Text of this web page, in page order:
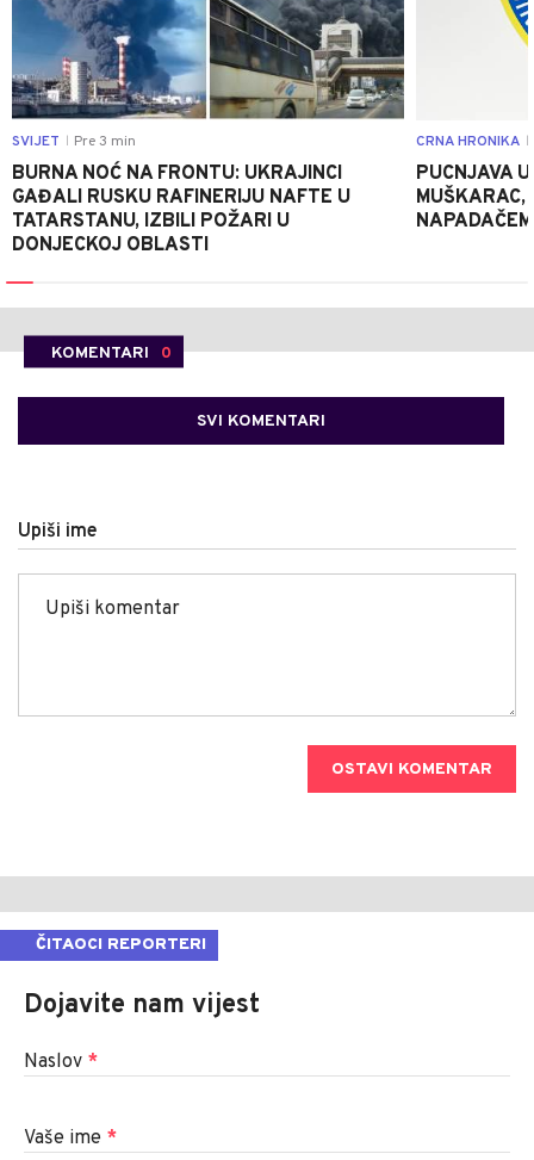
SVIJET Pre 3 min
BURNA NOĆ NA FRONTU: UKRAJINCI
GAĐALI RUSKU RAFINERIJU NAFTE U
TATARSTANU, IZBILI POŽARI U
DONJECKOJ OBLASTI
CRNA HRONIKA
PUCNJAVA
MUŠKARAC,
NAPADAČEM
KOMENTARI 0
SVI KOMENTARI
Upiši ime
OSTAVI KOMENTAR
ČITAOCI REPORTERI
Dojavite nam vijest
Naslov *
Vaše ime *